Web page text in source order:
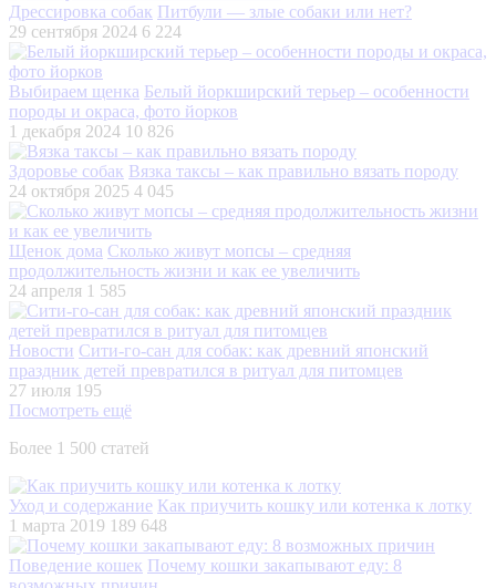
Дрессировка собак Питбули — злые собаки или нет?
29 сентября 2024 6 224
Выбираем щенка Белый йоркширский терьер – особенности
породы и окраса, фото йорков
1 декабря 2024 10 826
Здоровье собак Вязка таксы – как правильно вязать породу
24 октября 2025 4 045
Щенок дома Сколько живут мопсы – средняя
продолжительность жизни и как ее увеличить
24 апреля 1 585
Новости Сити-го-сан для собак: как древний японский
праздник детей превратился в ритуал для питомцев
27 июля 195
Посмотреть ещё
Более 1 500 статей
Уход и содержание Как приучить кошку или котенка к лотку
1 марта 2019 189 648
Поведение кошек Почему кошки закапывают еду: 8